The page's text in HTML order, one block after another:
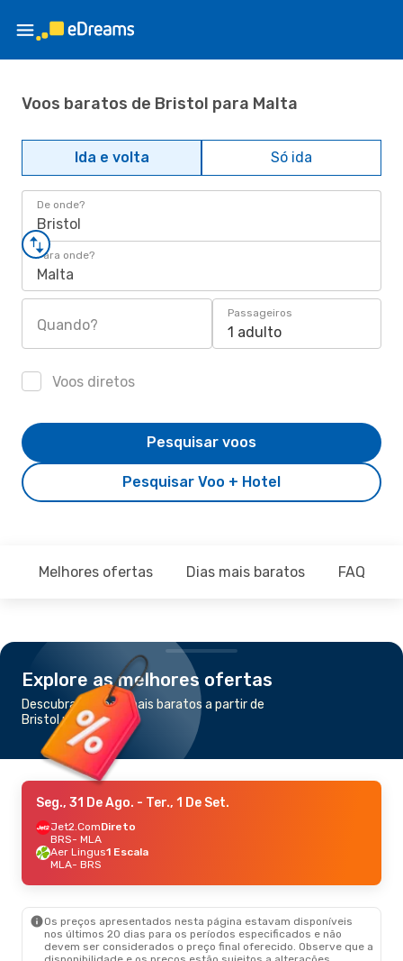
Voos baratos de Bristol para Malta
Ida e volta Só ida
De onde?
Bristol
Para onde?
Malta
Quando?
Passageiros
1 adulto
Voos diretos
Pesquisar Voo + Hotel
Pesquisar voos
Melhores ofertas Dias mais baratos FAQ
Explore as melhores ofertas
Descubra os voos mais baratos a partir de
Bristol para Malta
Seg., 31 De Ago. - Ter., 1 De Set.
Jet2.ComDireto
BRS- MLA
Aer Lingus1 Escala
MLA- BRS
Os preços apresentados nesta página estavam disponíveis
nos últimos 20 dias para os períodos especificados e não
devem ser considerados o preço final oferecido. Observe que a